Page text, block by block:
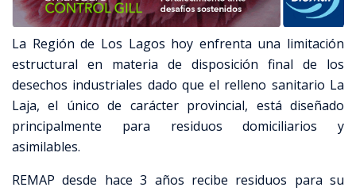
La Región de Los Lagos hoy enfrenta una limitación
estructural en materia de disposición final de los
desechos industriales dado que el relleno sanitario La
Laja, el único de carácter provincial, está diseñado
principalmente para residuos domiciliarios y
asimilables.
REMAP desde hace 3 años recibe residuos para su